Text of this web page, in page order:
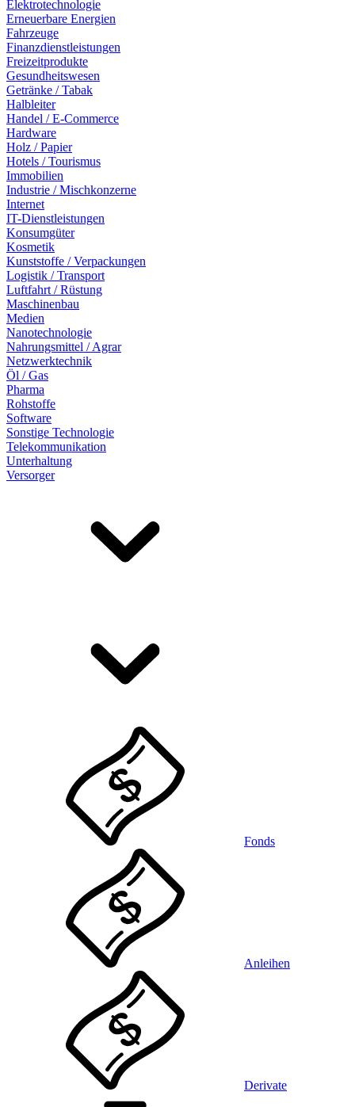
Elektrotechnologie
Erneuerbare Energien
Fahrzeuge
Finanzdienstleistungen
Freizeitprodukte
Gesundheitswesen
Getränke / Tabak
Halbleiter
Handel / E-Commerce
Hardware
Holz / Papier
Hotels / Tourismus
Immobilien
Industrie / Mischkonzerne
Internet
IT-Dienstleistungen
Konsumgüter
Kosmetik
Kunststoffe / Verpackungen
Logistik / Transport
Luftfahrt / Rüstung
Maschinenbau
Medien
Nanotechnologie
Nahrungsmittel / Agrar
Netzwerktechnik
Öl / Gas
Pharma
Rohstoffe
Software
Sonstige Technologie
Telekommunikation
Unterhaltung
Versorger
Fonds
Anleihen
Derivate